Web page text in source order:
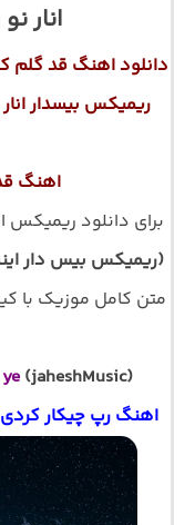
انار
دانلود اهنگ قد گلم
ریمیکس بیسدار
اهنگ
برای دانلود
(ریمیکس بیس دار
متن کامل موزیک با کیفیت
(jaheshMusic)
اهنگ رپ چیکار کردی